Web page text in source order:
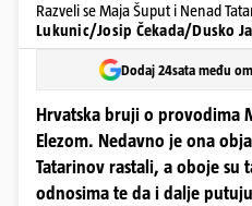
Razveli se Maja Šuput i Nenad
Lukunic/Josip Čekada/Dusko
Dodaj 24sata među
Hrvatska bruji o provodima
Elezom. Nedavno je ona
Tatarinov rastali, a oboje su
odnosima te da i dalje